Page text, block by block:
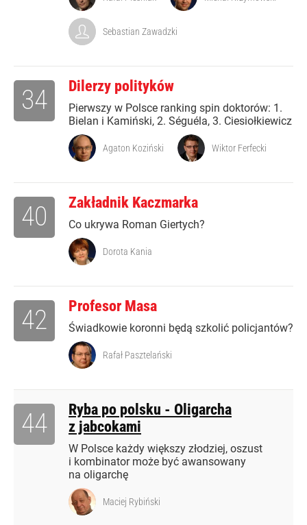
Sebastian Zawadzki
Dilerzy polityków
Pierwszy w Polsce ranking spin doktorów: 1.
Bielan i Kamiński, 2. Séguéla, 3. Ciesiołkiewicz
34
Agaton Koziński Wiktor Ferfecki
Zakładnik Kaczmarka
Co ukrywa Roman Giertych?
40
Dorota Kania
Profesor Masa
Świadkowie koronni będą szkolić policjantów?
42
Rafał Pasztelański
Ryba po polsku - Oligarcha
z jabcokami
W Polsce każdy większy złodziej, oszust
i kombinator może być awansowany
na oligarchę
44
Maciej Rybiński